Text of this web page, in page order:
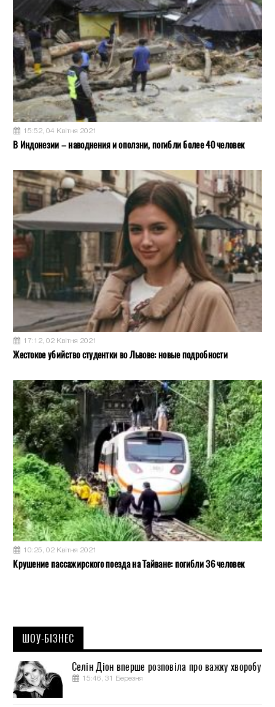
15:52, 04 Квітня 2021
В Индонезии – наводнения и оползни, погибли более 40 человек
17:12, 02 Квітня 2021
Жестокое убийство студентки во Львове: новые подробности
10:25, 02 Квітня 2021
Крушение пассажирского поезда на Тайване: погибли 36 человек
ШОУ-БІЗНЕС
Селін Діон вперше розповіла про важку хворобу
15:46, 31 Березня